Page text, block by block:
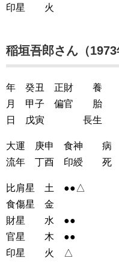
印星 火
稲垣吾郎さん（1973
年 癸丑 正財 養
月 甲子 偏官 胎
日 戊寅 長生
大運 庚申 食神 病
流年 丁酉 印綬 死
比肩星 土 ●●△
食傷星 金
財星 水 ●●
官星 木 ●●
印星 火 △